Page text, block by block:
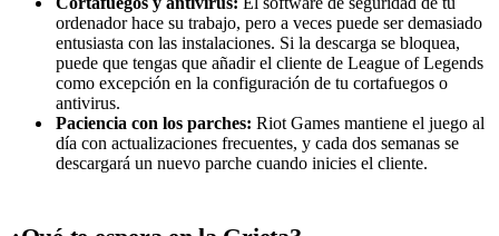
ordenador hace su trabajo, pero a veces puede ser demasiado
entusiasta con las instalaciones. Si la descarga se bloquea,
puede que tengas que añadir el cliente de League of Legends
como excepción en la configuración de tu cortafuegos o
antivirus.
Paciencia con los parches: Riot Games mantiene el juego al
día con actualizaciones frecuentes, y cada dos semanas se
descargará un nuevo parche cuando inicies el cliente.